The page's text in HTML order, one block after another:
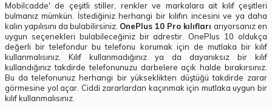
Mobilcadde' de çeşitli stiller, renkler ve markalara ait kılıf çeşitleri
bulmanız mümkün. İstediğiniz herhangi bir kılıfın incesini ve ya daha
kalın yapılısını da bulabilirsiniz. OnePlus 10 Pro kılıfları arıyorsanız en
uygun seçenekleri bulabileceğiniz bir adrestir. OnePlus 10 oldukça
değerli bir telefondur bu telefonu korumak için de mutlaka bir kılıf
kullanmalısınız. Kılıf kullanmadığınız ya da dayanıksız bir kılıf
kullandığınız takdirde telefonunuzu darbelere açık halde bırakırsınız.
Bu da telefonunuz herhangi bir yükseklikten düştüğü takdirde zarar
görmesine yol açar. Ciddi zararlardan kaçınmak için mutlaka uygun bir
kılıf kullanmalısınız.